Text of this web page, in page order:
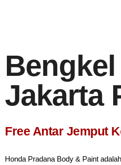
Jakarta
Free Antar Jemput
Honda Pradana Body & Paint